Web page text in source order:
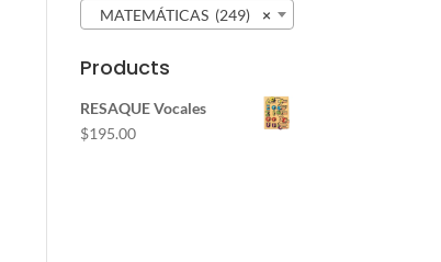
×
MATEMÁTICAS (249)
Products
RESAQUE Vocales
$195.00